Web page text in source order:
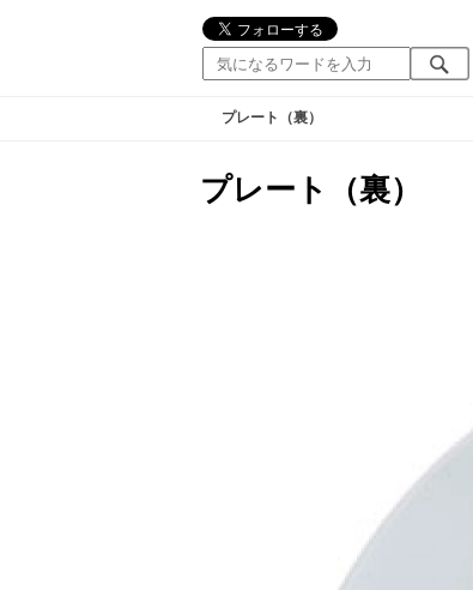
プレート（裏）
プレート（裏）